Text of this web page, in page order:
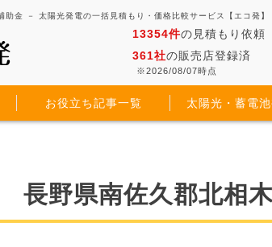
助金 － 太陽光発電の一括見積もり・価格比較サービス【エコ発】
13354件の見積もり依頼
361社の販売店登録済
※2026/08/07時点
お役立ち記事一覧 太陽光・蓄電
長野県南佐久郡北相